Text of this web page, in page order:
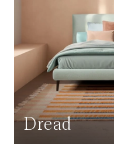
Dread